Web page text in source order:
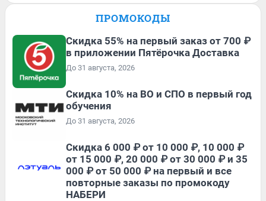
ПРОМОКОДЫ
Скидка 55% на первый заказ от 700 ₽
в приложении Пятёрочка Доставка
До 31 августа, 2026
Скидка 10% на ВО и СПО в первый год
обучения
До 31 августа, 2026
Скидка 6 000 ₽ от 10 000 ₽, 10 000 ₽
от 15 000 ₽, 20 000 ₽ от 30 000 ₽ и 35
000 ₽ от 50 000 ₽ на первый и все
повторные заказы по промокоду
НАБЕРИ